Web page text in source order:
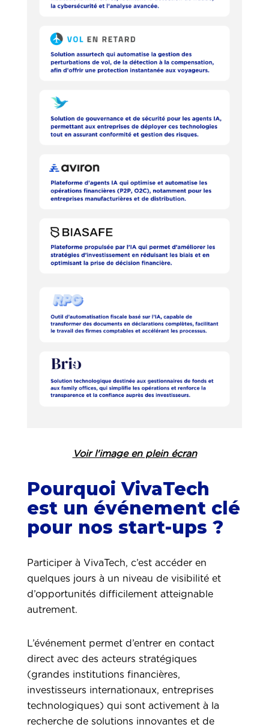
Voir l'image en plein écran
Pourquoi VivaTech
est un événement clé
pour nos start-ups ?
Participer à VivaTech, c’est accéder en
quelques jours à un niveau de visibilité et
d’opportunités difficilement atteignable
autrement.
L’événement permet d’entrer en contact
direct avec des acteurs stratégiques
(grandes institutions financières,
investisseurs internationaux, entreprises
technologiques) qui sont activement à la
recherche de solutions innovantes et de